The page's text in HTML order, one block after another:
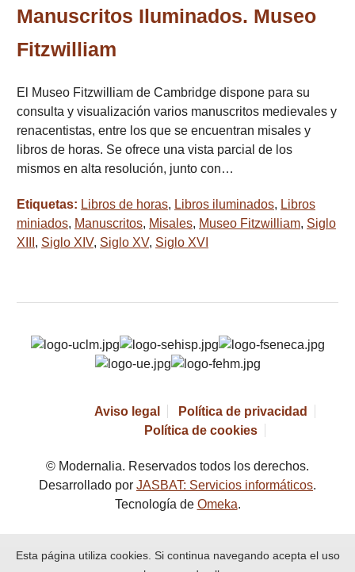
Manuscritos Iluminados. Museo
Fitzwilliam
El Museo Fitzwilliam de Cambridge dispone para su
consulta y visualización varios manuscritos medievales y
renacentistas, entre los que se encuentran misales y
libros de horas. Se ofrece una vista parcial de los
mismos en alta resolución, junto con…
Etiquetas: Libros de horas, Libros iluminados, Libros
miniados, Manuscritos, Misales, Museo Fitzwilliam, Siglo
XIII , Siglo XIV, Siglo XV, Siglo XVI
Aviso legal
Política de privacidad
Política de cookies
© Modernalia. Reservados todos los derechos.
Desarrollado por JASBAT: Servicios informáticos.
Tecnología de Omeka.
Esta página utiliza cookies. Si continua navegando acepta el uso